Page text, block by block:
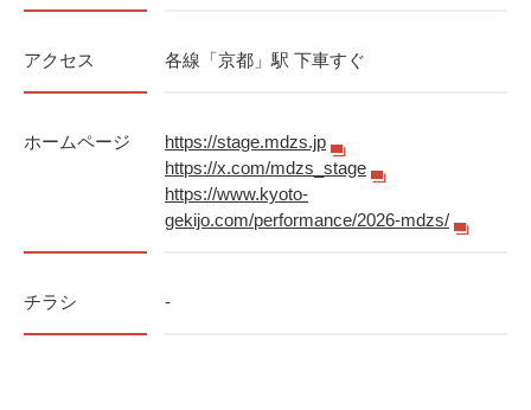
アクセス 各線「京都」駅 下車すぐ
ホームページ
https://stage.mdzs.jp
https://x.com/mdzs_stage
https://www.kyoto-
gekijo.com/performance/2026-mdzs/
チラシ -